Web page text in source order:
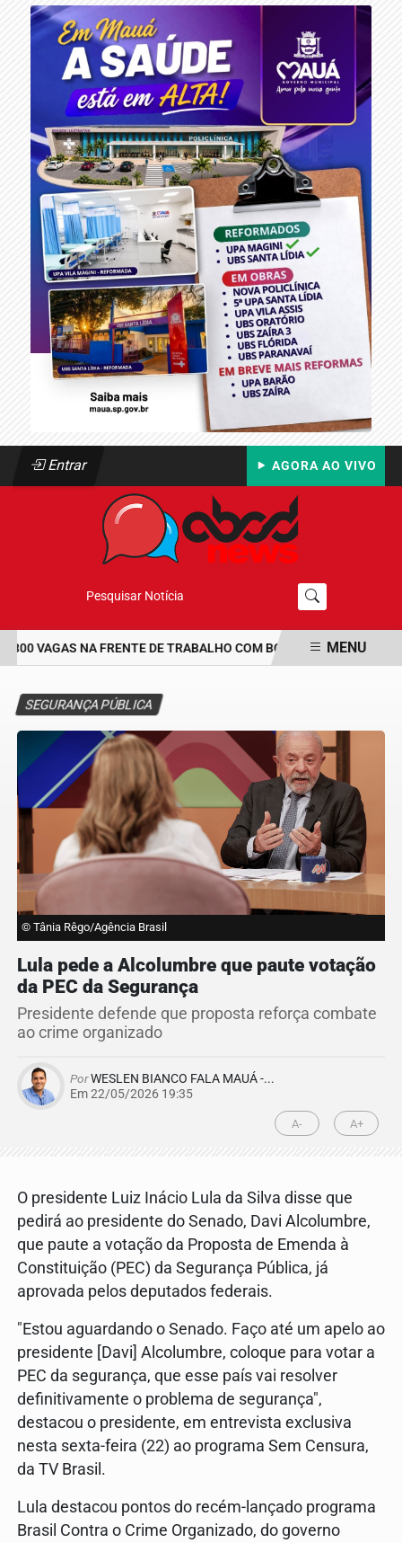
Entrar AGORA AO VIVO
Pesquisar Notícia
VAGAS NA FRENTE DE TRABALHO COM BOLSA DE UM SALÁRIO-
MENU
SEGURANÇA PÚBLICA
© Tânia Rêgo/Agência Brasil
Lula pede a Alcolumbre que paute votação
da PEC da Segurança
Presidente defende que proposta reforça combate
ao crime organizado
PorWESLEN BIANCO FALA MAUÁ -...
Em 22/05/2026 19:35
A- A+
O presidente Luiz Inácio Lula da Silva disse que
pedirá ao presidente do Senado, Davi Alcolumbre,
que paute a votação da Proposta de Emenda à
Constituição (PEC) da Segurança Pública, já
aprovada pelos deputados federais.
"Estou aguardando o Senado. Faço até um apelo ao
presidente [Davi] Alcolumbre, coloque para votar a
PEC da segurança, que esse país vai resolver
definitivamente o problema de segurança",
destacou o presidente, em entrevista exclusiva
nesta sexta-feira (22) ao programa Sem Censura,
da TV Brasil.
Lula destacou pontos do recém-lançado programa
Brasil Contra o Crime Organizado, do governo